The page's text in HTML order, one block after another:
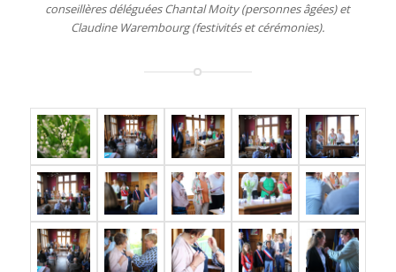
conseillères déléguées Chantal Moity (personnes âgées) et
Claudine Warembourg (festivités et cérémonies).